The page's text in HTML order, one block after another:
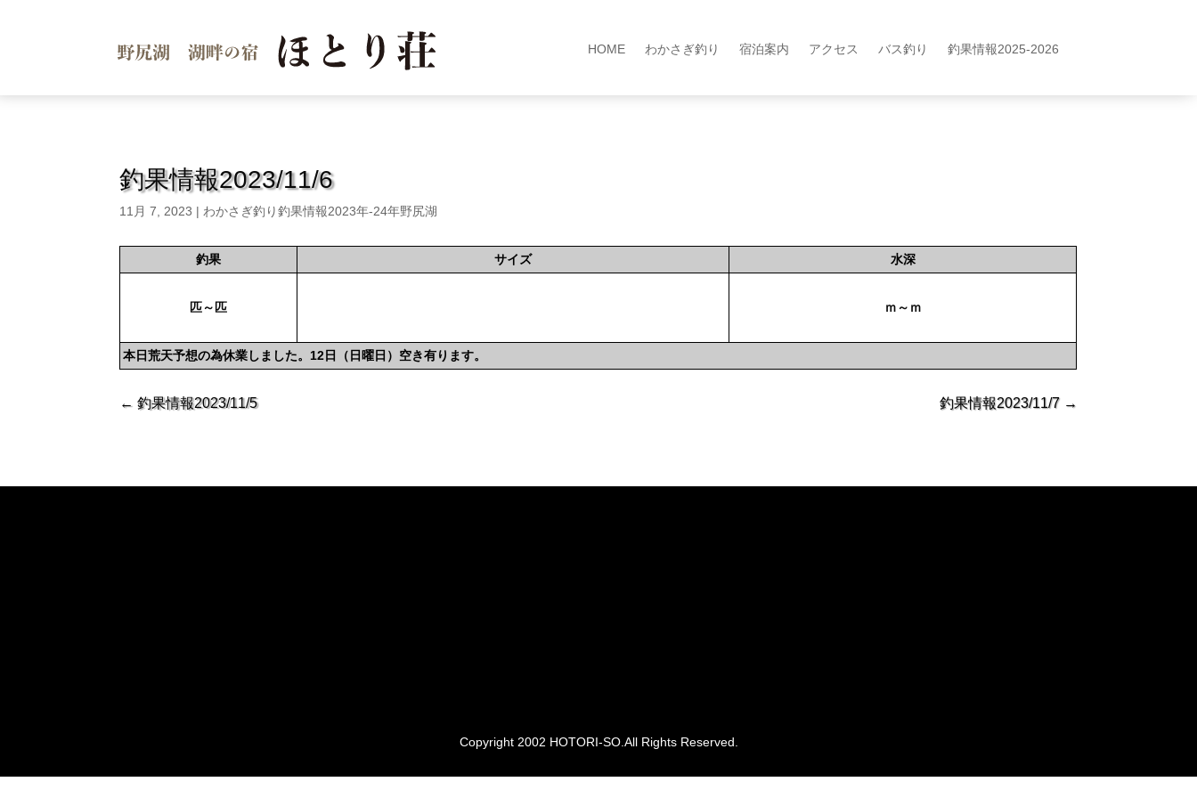
HOME わかさぎ釣り 宿泊案内 アクセス バス釣り 釣果情報2025-2026
釣果情報2023/11/6
11月 7, 2023 | わかさぎ釣り釣果情報2023年-24年野尻湖
釣果 サイズ 水深
匹～匹 ｍ～ｍ
本日荒天予想の為休業しました。12日（日曜日）空き有ります。
←釣果情報2023/11/5 釣果情報2023/11/7→
Copyright 2002 HOTORI-SO.All Rights Reserved.